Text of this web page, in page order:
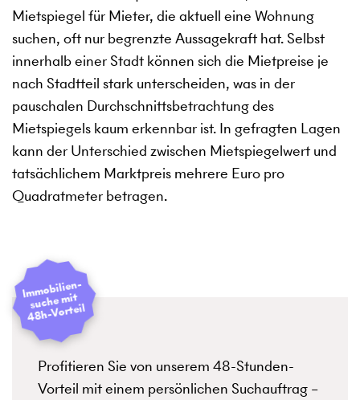
Mietspiegel für Mieter, die aktuell eine Wohnung
suchen, oft nur begrenzte Aussagekraft hat. Selbst
innerhalb einer Stadt können sich die Mietpreise je
nach Stadtteil stark unterscheiden, was in der
pauschalen Durchschnittsbetrachtung des
Mietspiegels kaum erkennbar ist. In gefragten Lagen
kann der Unterschied zwischen Mietspiegelwert und
tatsächlichem Marktpreis mehrere Euro pro
Quadratmeter betragen.
Profitieren Sie von unserem 48-Stunden-
Vorteil mit einem persönlichen Suchauftrag –
I
mmobilien­
suche mit
48h-Vorteil